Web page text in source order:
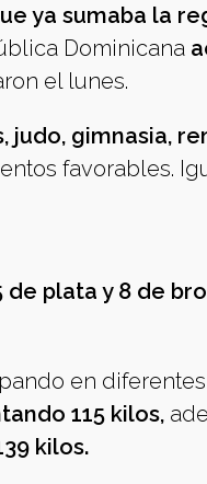
ya sumaba la
Dominicana
el lunes.
judo, gimnasia,
favorables.
plata y 8 de
en
115 kilos,
kilos.